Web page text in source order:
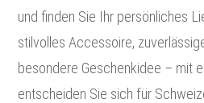
und finden Sie Ihr persönliches
stilvolles Accessoire,
besondere Geschenkidee – mit
entscheiden Sie sich für